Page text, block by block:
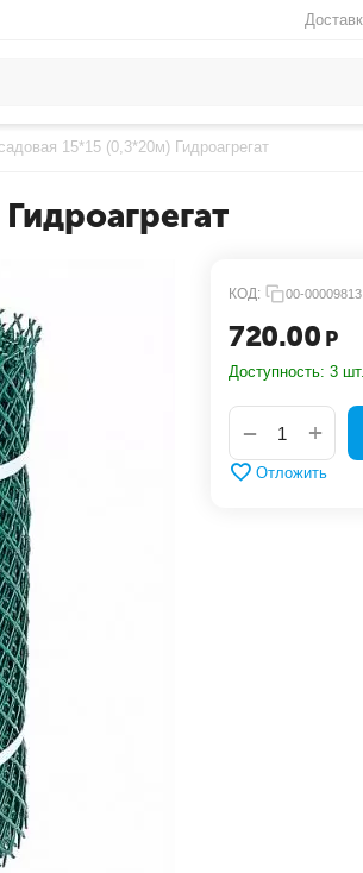
15*15 (0,3*20м) Гидроагрегат
КОД: 00-00009813
720.00 Р
Доступность: 3 шт.
+
−
Отложить